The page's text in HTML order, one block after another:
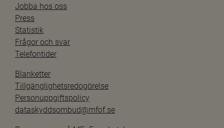
Jobba hos oss
Press
Statistik
Frågor och svar
Telefontider
Blanketter
Tillgänglighetsredogörelse
Personuppgiftspolicy
dataskyddsombud@mfof.se